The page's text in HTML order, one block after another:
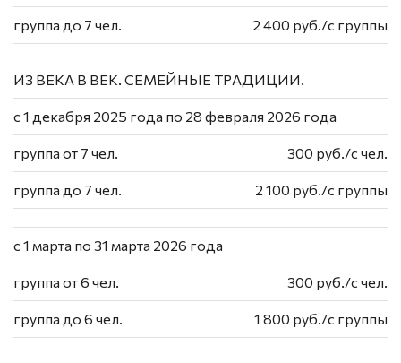
группа до 7 чел. 2 400 руб./с группы
ИЗ ВЕКА В ВЕК. СЕМЕЙНЫЕ ТРАДИЦИИ.
с 1 декабря 2025 года по 28 февраля 2026 года
группа от 7 чел. 300 руб./с чел.
группа до 7 чел. 2 100 руб./с группы
с 1 марта по 31 марта 2026 года
группа от 6 чел. 300 руб./с чел.
группа до 6 чел. 1 800 руб./с группы